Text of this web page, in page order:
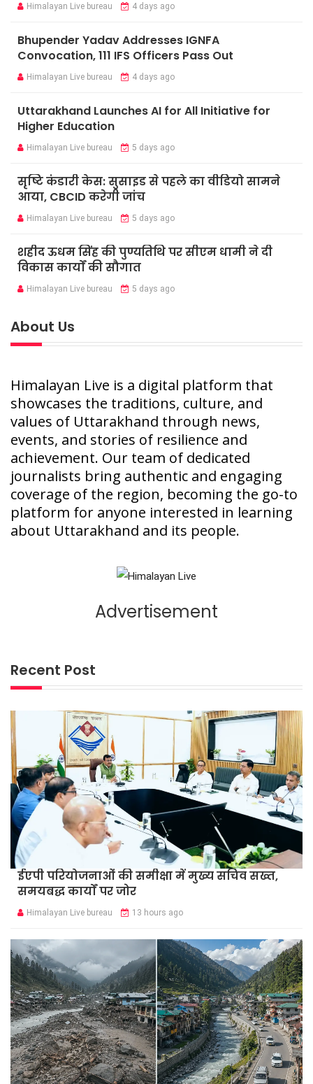
Himalayan Live bureau 4 days ago
Bhupender Yadav Addresses IGNFA
Convocation, 111 IFS Officers Pass Out
Himalayan Live bureau 4 days ago
Uttarakhand Launches AI for All Initiative for
Higher Education
Himalayan Live bureau 5 days ago
सृष्टि कंडारी केस: सुसाइड से पहले का वीडियो सामने
आया, CBCID करेगी जांच
Himalayan Live bureau 5 days ago
शहीद ऊधम सिंह की पुण्यतिथि पर सीएम धामी ने दी
विकास कार्यों की सौगात
Himalayan Live bureau 5 days ago
About Us
Himalayan Live is a digital platform that
showcases the traditions, culture, and
values of Uttarakhand through news,
events, and stories of resilience and
achievement. Our team of dedicated
journalists bring authentic and engaging
coverage of the region, becoming the go-to
platform for anyone interested in learning
about Uttarakhand and its people.
Advertisement
Recent Post
ईएपी परियोजनाओं की समीक्षा में मुख्य सचिव सख्त,
समयबद्ध कार्यों पर जोर
Himalayan Live bureau 13 hours ago